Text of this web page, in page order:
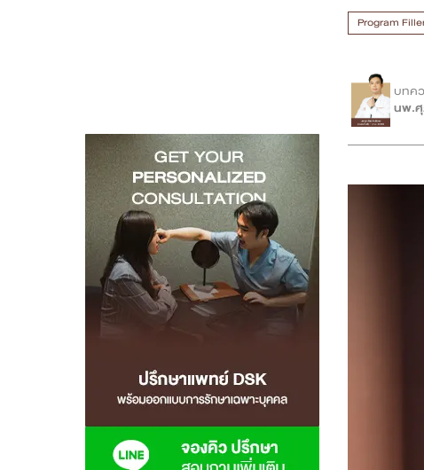
สาขา Siam Paragon
สาขา Stadium One
สาขา Asoke
สาขา MRT สุทธิสาร
สาขา เซ็นทรัลปิ่นเกล้า
สาขา นครปฐม
Program
บทค
นพ.ศุ